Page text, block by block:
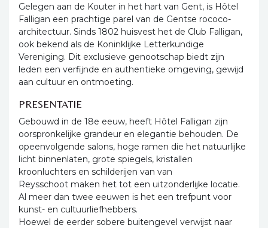
Gelegen aan de Kouter in het hart van Gent, is Hôtel
Falligan een prachtige parel van de Gentse rococo-
architectuur. Sinds 1802 huisvest het de Club Falligan,
ook bekend als de Koninklijke Letterkundige
Vereniging. Dit exclusieve genootschap biedt zijn
leden een verfijnde en authentieke omgeving, gewijd
aan cultuur en ontmoeting.
PRESENTATIE
Gebouwd in de 18e eeuw, heeft Hôtel Falligan zijn
oorspronkelijke grandeur en elegantie behouden. De
opeenvolgende salons, hoge ramen die het natuurlijke
licht binnenlaten, grote spiegels, kristallen
kroonluchters en schilderijen van van
Reysschoot maken het tot een uitzonderlijke locatie.
Al meer dan twee eeuwen is het een trefpunt voor
kunst- en cultuurliefhebbers.
Hoewel de eerder sobere buitengevel verwijst naar